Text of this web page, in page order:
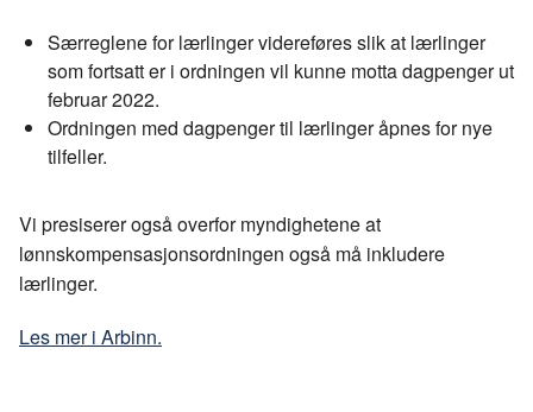
o
k
I
n
Særreglene for lærlinger videreføres slik at lærlinger
som fortsatt er i ordningen vil kunne motta dagpenger ut
februar 2022.
Ordningen med dagpenger til lærlinger åpnes for nye
tilfeller.
Vi presiserer også overfor myndighetene at
lønnskompensasjonsordningen også må inkludere
lærlinger.
Les mer i Arbinn.